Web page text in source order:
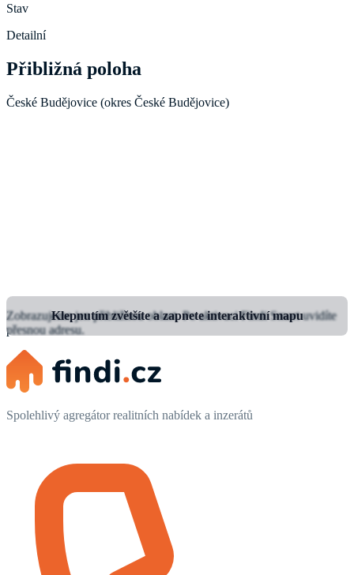
Stav
Detailní
Přibližná poloha
České Budějovice (okres České Budějovice)
Klepnutím zvětšíte a zapnete interaktivní mapu
Zobrazujeme jen přibližnou oblast.Po aktivaci Findi Smart uvidíte
přesnou adresu.
Spolehlivý agregátor realitních nabídek a inzerátů